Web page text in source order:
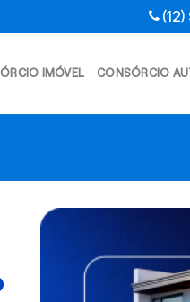
IMÓVEL CONSÓRCIO